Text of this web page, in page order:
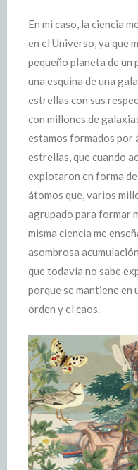
En mi caso, la ciencia
en el Universo, ya que
pequeño planeta de un
una esquina de una
estrellas con sus
con millones de
estamos formados por
estrellas, que cuando
explotaron en forma
átomos que, varios
agrupado para formar
misma ciencia me
asombrosa
que todavía no sabe
porque se mantiene en
orden y el caos.